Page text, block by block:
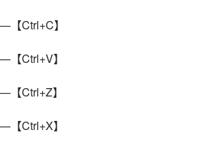
Ctrl+C】
Ctrl+V】
Ctrl+Z】
Ctrl+X】